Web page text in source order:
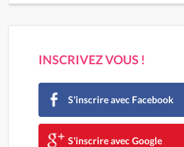
INSCRIVEZ VOUS !
S'inscrire avec Facebook
S'inscrire avec Google